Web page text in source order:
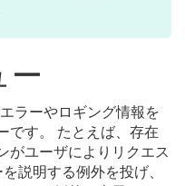
ー
ラーやロギング情報を
です。 たとえば、存在
がユーザによりリクエス
説明する例外を投げ、